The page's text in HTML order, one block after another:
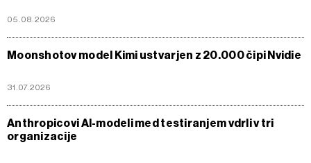
05.08.2026
Moonshotov model Kimi ustvarjen z 20.000 čipi Nvidie
31.07.2026
Anthropicovi AI-modeli med testiranjem vdrli v tri
organizacije